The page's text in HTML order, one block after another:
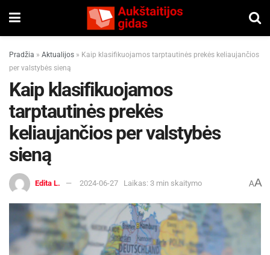
Pradžia » Aktualijos » Kaip klasifikuojamos tarptautinės prekės keliaujančios
per valstybės sieną
Kaip klasifikuojamos
tarptautinės prekės
keliaujančios per valstybės
sieną
Edita L. 2024-06-27 Laikas: 3 min skaitymo AA